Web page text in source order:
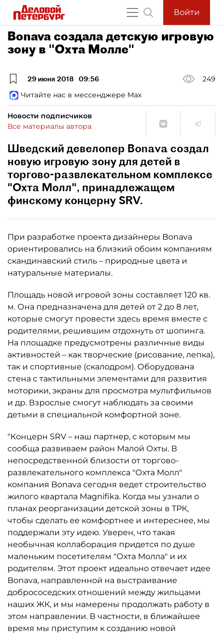
Войти
Bonava создала детскую игровую
зону в "Охта Молле"
29 июня 2018 09:56
249
Читайте нас в мессенджере Max
Новости подписчиков
Все материалы автора
Шведский девелопер Bonava создал
новую игровую зону для детей в
торгово-развлекательном комплексе
"Охта Молл", принадлежащем
финскому концерну SRV.
При разработке проекта дизайнеры Bonava
ориентировались на близкий обоим компаниям
скандинавский стиль – природные цвета и
натуральные материалы.
Площадь новой игровой зоны составляет 120 кв.
м. Она предназначена для детей от 2 до 8 лет,
которые смогут провести здесь время вместе с
родителями, решившим отдохнуть от шопинга.
На площадке предусмотрены различные виды
активностей – как творческие (рисование, лепка),
так и спортивные (скалодром). Оборудована
стена с тактильными элементами для развития
моторики, экраны для просмотра мультфильмов
и др. Взрослые смогут наблюдать за своими
детьми в специальной комфортной зоне.
"Концерн SRV – наш партнер, с которым мы
сообща развиваем район Малой Охты. В
непосредственной близости от торгово-
развлекательного комплекса "Охта Молл"
компания Bonava сегодня ведет строительство
жилого квартала Magnifika. Когда мы узнали о
планах реорганизации детской зоны в ТРК,
чтобы сделать ее комфортнее и интереснее, мы
поддержали эту идею. Уверен, что такая
необычная коллаборация придется по душе
маленьким посетителям "Охта Молла" и их
родителям. Этот проект идеально отвечает идее
Bonava, направленной на выстраивание
добрососедских отношений между жильцами
наших ЖК, и мы намерены продолжать работу в
этом направлении. В частности, в ближайшее
время мы приступим к созданию новой